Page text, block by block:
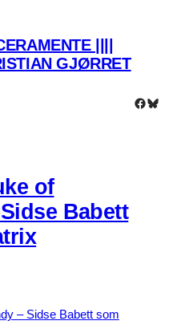
||||
GJØRRET
of
Babett